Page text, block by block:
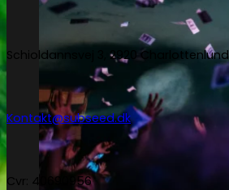
Schioldannsvej 3, 2920 Charlottenlund
Kontakt@subseed.dk
Cvr: 40690956